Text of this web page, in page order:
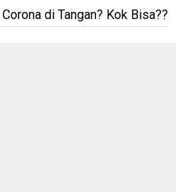
di Tangan? Kok Bisa??